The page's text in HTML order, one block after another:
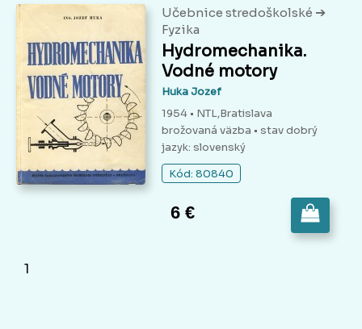
Učebnice stredoškolské ➔
Fyzika
Hydromechanika.
Vodné motory
Huka Jozef
1954 • NTL,Bratislava
brožovaná väzba • stav dobrý
jazyk: slovenský
Kód: 80840
6 €
1